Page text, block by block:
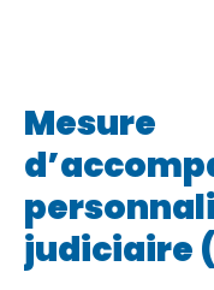
Mesure
judiciaire